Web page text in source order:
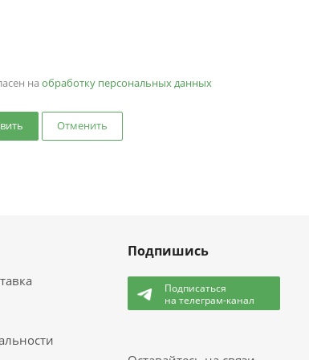
на обработку персональных данных
Отменить
Подпишись
Подписаться
на телеграм-канал